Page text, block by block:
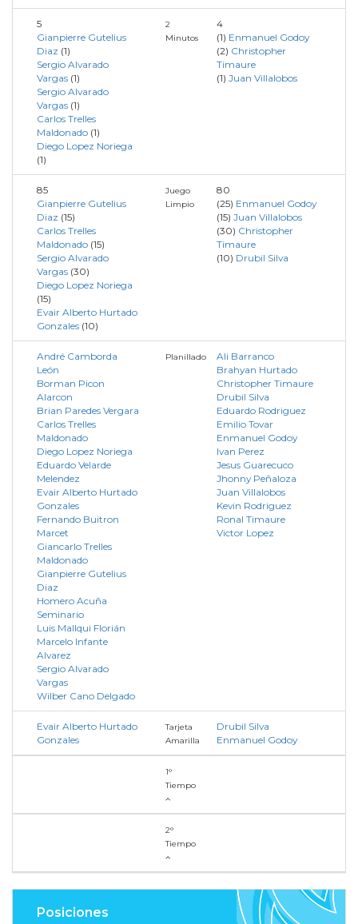
5
Gianpierre Gutelius
Diaz (1)
Sergio Alvarado
Vargas (1)
Sergio Alvarado
Vargas (1)
Carlos Trelles
Maldonado (1)
Diego Lopez Noriega
(1)
2
Minutos
4
(1) Enmanuel Godoy
(2) Christopher
Timaure
(1)Juan Villalobos
85
Gianpierre Gutelius
Diaz (15)
Carlos Trelles
Maldonado (15)
Sergio Alvarado
Vargas (30)
Diego Lopez Noriega
(15)
Evair Alberto Hurtado
Gonzales (10)
Juego
Limpio
80
(25) Enmanuel Godoy
(15)Juan Villalobos
(30) Christopher
Timaure
(10) Drubil Silva
André Camborda
León
Borman Picon
Alarcon
Brian Paredes Vergara
Carlos Trelles
Maldonado
Diego Lopez Noriega
Eduardo Velarde
Melendez
Evair Alberto Hurtado
Gonzales
Fernando Buitron
Marcet
Giancarlo Trelles
Maldonado
Gianpierre Gutelius
Diaz
Homero Acuña
Seminario
Luis Mallqui Florián
Marcelo Infante
Alvarez
Sergio Alvarado
Vargas
Wilber Cano Delgado
Planillado
Ali Barranco
Brahyan Hurtado
Christopher Timaure
Drubil Silva
Eduardo Rodriguez
Emilio Tovar
Enmanuel Godoy
Ivan Perez
Jesus Guarecuco
Jhonny Peñaloza
Juan Villalobos
Kevin Rodriguez
Ronal Timaure
Victor Lopez
Evair Alberto Hurtado
Gonzales
Tarjeta
Amarilla
Drubil Silva
Enmanuel Godoy
1°
Tiempo
2°
Tiempo
Posiciones